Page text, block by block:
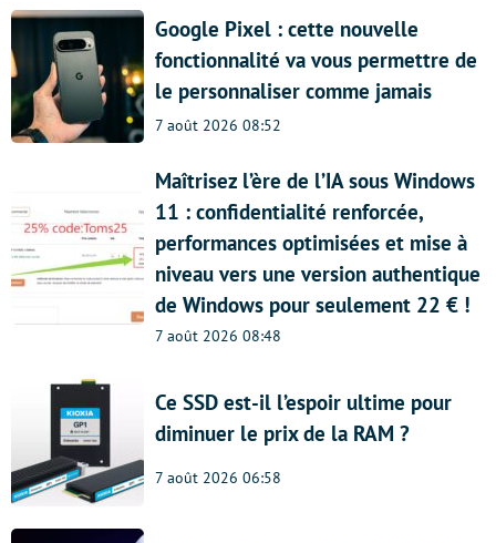
Google Pixel : cette nouvelle
fonctionnalité va vous permettre de
le personnaliser comme jamais
7 août 2026 08:52
Maîtrisez l’ère de l’IA sous Windows
11 : confidentialité renforcée,
performances optimisées et mise à
niveau vers une version authentique
de Windows pour seulement 22 € !
7 août 2026 08:48
Ce SSD est-il l’espoir ultime pour
diminuer le prix de la RAM ?
7 août 2026 06:58